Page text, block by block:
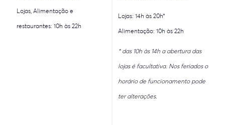
Lojas, Alimentação e
restaurantes: 10h às 22h
Lojas: 14h às 20h*
Alimentação: 10h às 22h
* das 10h às 14h a abertura das
lojas é facultativa. Nos feriados o
horário de funcionamento pode
ter alterações.